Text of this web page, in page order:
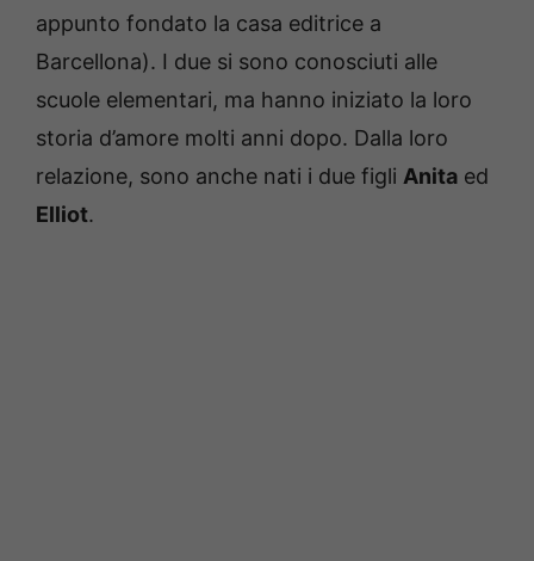
appunto fondato la casa editrice a
Barcellona). I due si sono conosciuti alle
scuole elementari, ma hanno iniziato la loro
storia d’amore molti anni dopo. Dalla loro
relazione, sono anche nati i due figli Anita ed
Elliot.